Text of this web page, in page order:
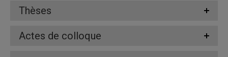
Thèses
Actes de colloque